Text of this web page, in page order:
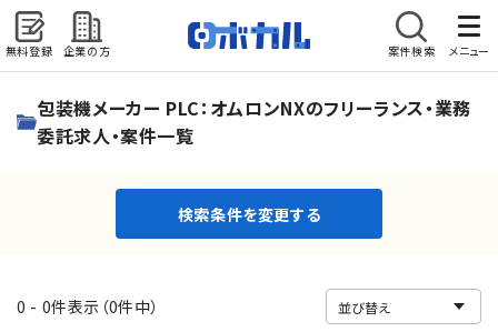
無料登録 企業の方 案件検索 メニュー
検索条件を変更する
包装機メーカー PLC：オムロンNXのフリーランス・業務
委託求人・案件一覧
検索条件を変更する
0 - 0件表示（0件中）